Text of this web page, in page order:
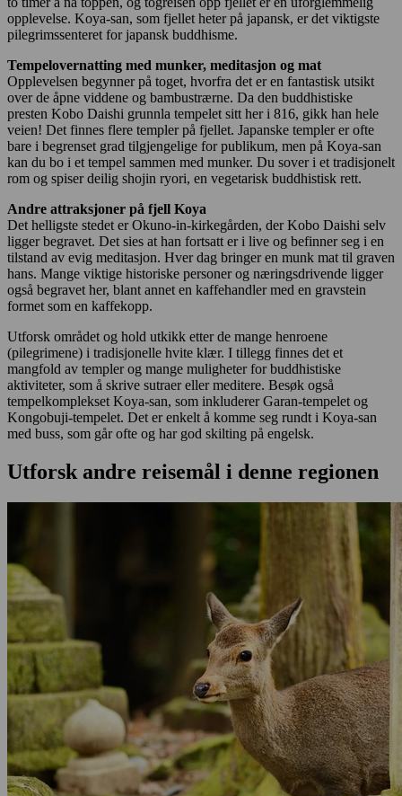
opplevelse. Koya-san, som fjellet heter på japansk, er det viktigste
pilegrimssenteret for japansk buddhisme.
Tempelovernatting med munker, meditasjon og mat
Opplevelsen begynner på toget, hvorfra det er en fantastisk utsikt
over de åpne viddene og bambustrærne. Da den buddhistiske
presten Kobo Daishi grunnla tempelet sitt her i 816, gikk han hele
veien! Det finnes flere templer på fjellet. Japanske templer er ofte
bare i begrenset grad tilgjengelige for publikum, men på Koya-san
kan du bo i et tempel sammen med munker. Du sover i et tradisjonelt
rom og spiser deilig shojin ryori, en vegetarisk buddhistisk rett.
Andre attraksjoner på fjell Koya
Det helligste stedet er Okuno-in-kirkegården, der Kobo Daishi selv
ligger begravet. Det sies at han fortsatt er i live og befinner seg i en
tilstand av evig meditasjon. Hver dag bringer en munk mat til graven
hans. Mange viktige historiske personer og næringsdrivende ligger
også begravet her, blant annet en kaffehandler med en gravstein
formet som en kaffekopp.
Utforsk området og hold utkikk etter de mange henroene
(pilegrimene) i tradisjonelle hvite klær. I tillegg finnes det et
mangfold av templer og mange muligheter for buddhistiske
aktiviteter, som å skrive sutraer eller meditere. Besøk også
tempelkomplekset Koya-san, som inkluderer Garan-tempelet og
Kongobuji-tempelet. Det er enkelt å komme seg rundt i Koya-san
med buss, som går ofte og har god skilting på engelsk.
Utforsk andre reisemål i denne regionen